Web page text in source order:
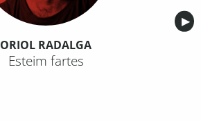
▶︎
ORIOL RADALGA
Esteim fartes